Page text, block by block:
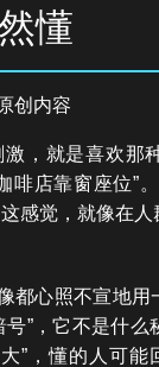
懂
创内容
，就是喜欢那
啡店靠窗座位”
感觉，就像在
都心照不宣地用
”，它不是什
”，懂的人可能